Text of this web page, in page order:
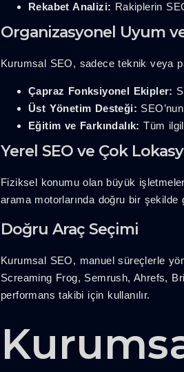
Rekabet Analizi: Rakiplerin
Organizasyonel Uyum
Kurumsal SEO, sadece teknik veya
Çapraz Fonksiyonel Ekipler:
Üst Yönetim Desteği:
Eğitim ve Farkındalık: Tüm
Yerel SEO ve Çok
Fiziksel konumu olan büyük
arama motorlarında doğru bir şekilde
Doğru Araç Seçimi
Kurumsal SEO, manuel süreçlerle
Screaming Frog, Semrush, Ahrefs,
performans takibi için kullanılır.